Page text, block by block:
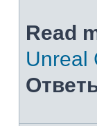
Read
Unreal